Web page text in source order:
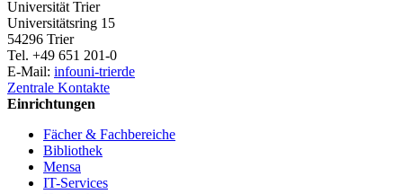
Universität Trier
Universitätsring 15
54296 Trier
Tel. +49 651 201-0
E-Mail: infouni-trierde
Zentrale Kontakte
Einrichtungen
Fächer & Fachbereiche
Bibliothek
Mensa
IT-Services